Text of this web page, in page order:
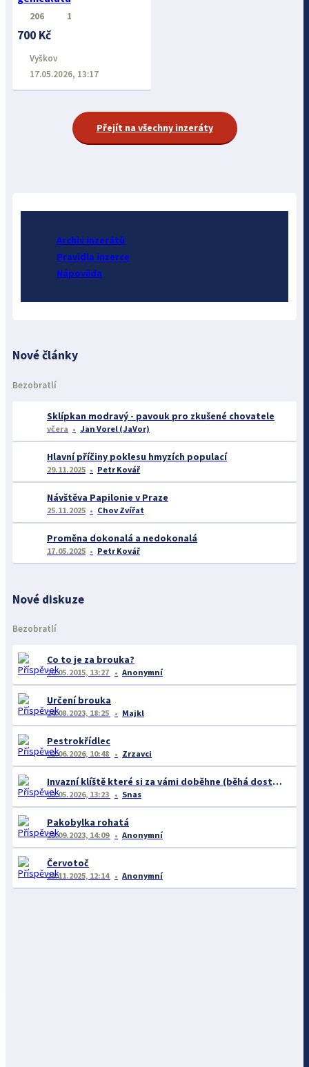
206 1
700 Kč
Vyškov
17.05.2026, 13:17
Přejít na všechny inzeráty
Archiv inzerátů
Pravidla inzerce
Nápověda
Nové články
Bezobratlí
Sklípkan modravý - pavouk pro zkušené chovatele
včera Jan Vorel (JaVor)
Hlavní příčiny poklesu hmyzích populací
29.11.2025 Petr Kovář
Návštěva Papilonie v Praze
25.11.2025 Chov Zvířat
Proměna dokonalá a nedokonalá
17.05.2025 Petr Kovář
Nové diskuze
Bezobratlí
Co to je za brouka?
26.05.2015, 13:27 Anonymní
Určení brouka
24.08.2023, 18:25 Majkl
Pestrokřídlec
02.06.2026, 10:48 Zrzavci
Invazní klíště které si za vámi doběhne (běhá dost rychle)
03.05.2026, 13:23 Snas
Pakobylka rohatá
23.09.2023, 14:09 Anonymní
Červotoč
23.11.2025, 12:14 Anonymní